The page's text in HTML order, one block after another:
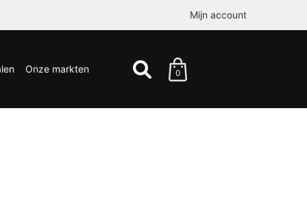
Mijn account
Onze markten 0